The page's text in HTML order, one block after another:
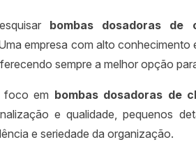
bombas dosadoras de
empresa com alto
sempre a melhor opção
foco em bombas dosadoras de
e qualidade, pequenos
e seriedade da organização.